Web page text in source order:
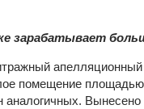
зарабатывает
помещение
аналогичных.